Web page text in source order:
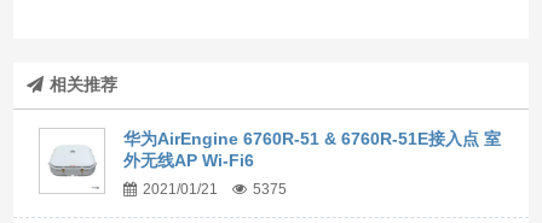
相关推荐
华为AirEngine 6760R-51 & 6760R-51E接入点 室
外无线AP Wi-Fi6
2021/01/21 5375